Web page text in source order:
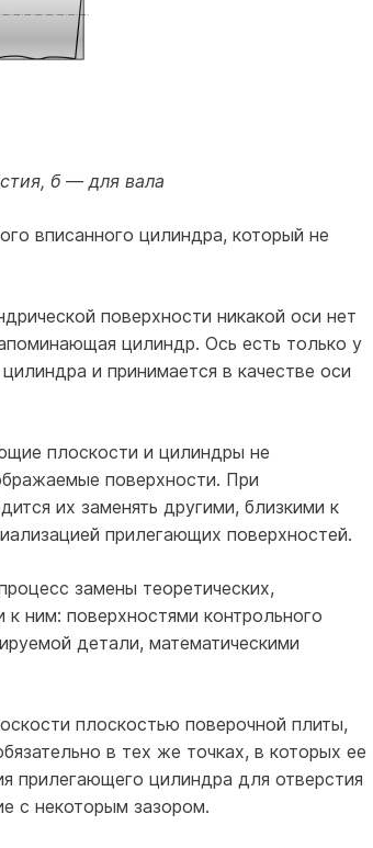
б — для вала
вписанного цилиндра, который не
поверхности никакой оси нет
цилиндр. Ось есть только у
и принимается в качестве оси
плоскости и цилиндры не
поверхности. При
их заменять другими, близкими к
прилегающих поверхностей.
замены теоретических,
ним: поверхностями контрольного
детали, математическими
плоскостью поверочной плиты,
в тех же точках, в которых ее
прилегающего цилиндра для отверстия
с некоторым зазором.